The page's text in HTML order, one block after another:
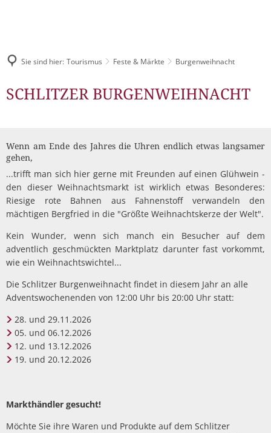
Stellenangebote
Ausschreibungen
Mängel melden
Wahlen
Flüchtlingshilfe
Stadtradeln
Bürgerbüro
Finanzen
Satzungen
Mitarbeitende
Kinderfreundliches
Schulen
Kinder- und
Streetwork / Mobile
Kultur
Freizeit
Bürgermobil
Grillplätze
Bürgerhaus
Konzertsaal LMAH
Fahrpläne
Friedhöfe
Tourist-Information
Schlitzer Destillerie
Feste & Märkte Bürgermahl
Unterkünfte
Gruppenangebote & Führungen
Historisches erleben
Freizeitangebote
Schlitzer Geschichten
STADTENTWICKLUNG
Wirtschaftsförderung
Schlitzer Unternehmen
Bauen & Wohnen
Industrie- und Gewerbeflächen
Dorfentwicklung IKEK
Sie sind hier: Tourismus Feste & Märkte Burgenweihnacht
Burgenweihnacht
SCHLITZER BURGENWEIHNACHT
Wenn am Ende des Jahres die Uhren endlich etwas langsamer
gehen,
...trifft man sich hier gerne mit Freunden auf einen Glühwein -
den dieser Weihnachtsmarkt ist wirklich etwas Besonderes:
Riesige rote Bahnen aus Fahnenstoff verwandeln den
mächtigen Bergfried in die "Größte Weihnachtskerze der Welt".
Kein Wunder, wenn sich manch ein Besucher auf dem
adventlich geschmückten Marktplatz darunter fast vorkommt,
wie ein Weihnachtswichtel...
Die Schlitzer Burgenweihnacht findet in diesem Jahr an alle
Adventswochenenden von 12:00 Uhr bis 20:00 Uhr statt:
28. und 29.11.2026
05. und 06.12.2026
12. und 13.12.2026
19. und 20.12.2026
Markthändler gesucht!
Möchte Sie ihre Waren und Produkte auf dem Schlitzer